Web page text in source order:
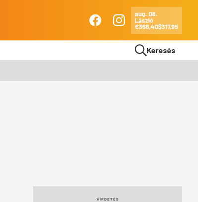
FacebookInstagram
Ma
aug. 08.
László
€366,40$317,95
Keresés
HIRDETÉS